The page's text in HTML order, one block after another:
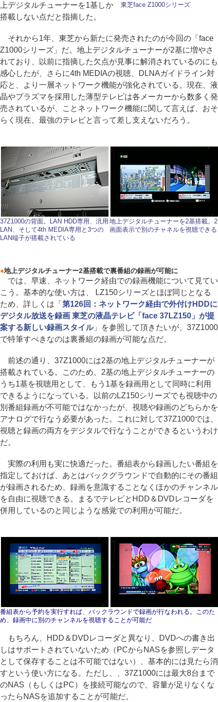
東芝face Z1000シリーズ
上デジタルチューナーを1基しか
搭載しない点だと指摘した。
それから1年、東芝から新たに発売されたのが今回の「face
Z1000シリーズ」だ。地上デジタルチューナーが2基に増やさ
れており、以前に指摘した欠点が見事に解消されているのにも
感心したが、さらに4th MEDIAの視聴、DLNAガイドライン対
応と、より一層ネットワーク機能が強化されている。現在、液
晶やプラズマを採用した薄型テレビは各メーカーから数多く発
売されているが、ことネットワーク機能に関して言えば、おそ
らく現在、最強のテレビと言って差し支えないだろう。
37Z1000の背面。LAN HDD専用、汎用
LAN、そして4th MEDIA専用と3つの
LAN端子が搭載されている
地上デジタルチューナーを2基搭載。2
画面表示で別のチャネルを視聴できる
●地上デジタルチューナー2基搭載で裏番組の録画が可能に
では、早速、ネットワーク経由での録画機能について見てい
こう。基本的な使い方は、 LZ150シリーズとほぼ同じとなる
ため、詳しくは「 第126回：ネットワーク経由で外付けHDDに
デジタル放送を録画 東芝の液晶テレビ「face 37LZ150」が提
案する新しい録画スタイル」を参照して頂きたいが、37Z1000
で特筆すべきなのは裏番組の録画が可能な点だ。
前述の通り、37Z1000には2基の地上デジタルチューナーが
搭載されている。このため、2基の地上デジタルチューナーの
うち1基を視聴用として、もう1基を録画用として同時に利用
できるようになっている。以前のLZ150シリーズでも視聴中の
別番組録画が不可能ではなかったが、視聴や録画のどちらかを
アナログで行なう必要があった。これに対して37Z1000では、
視聴と録画の両方をデジタルで行なうことができるというわけ
だ。
実際の利用も実に快適だった。番組表から録画したい番組を
指定しておけば、あとはバックグラウンドで自動的にその番組
が録画されるため、録画を意識することなくほかのチャンネル
を自由に視聴できる。まるでテレビとHDD＆DVDレコーダを
併用しているのと同じような感覚での利用が可能だ。
番組表から予約を実行すれば、バックラウンドで録画が行なわれる。このた
め、録画中に別のチャンネルを視聴することが可能だ
もちろん、HDD＆DVDレコーダと異なり、DVDへの書き出
しはサポートされていないため（PCからNASを参照しデータ
として保存することは不可能ではない）、基本的には見たら消
すという使い方になる。ただし、、37Z1000には最大8台まで
のNAS（もしくはPC）を接続可能なので、容量が足りなくな
ったらNASを追加することが可能だ。